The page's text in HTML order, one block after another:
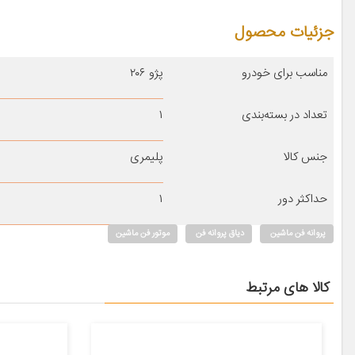
جزئیات محصول
مناسب برای خودرو پژو ۲۰۶
تعداد در بسته‌بندی ۱
جنس کالا پلیمری
حداکثر دور ۱
پروانه فن ماشین دیاق پروانه فن موتور فن ماشین
کالا های مرتبط